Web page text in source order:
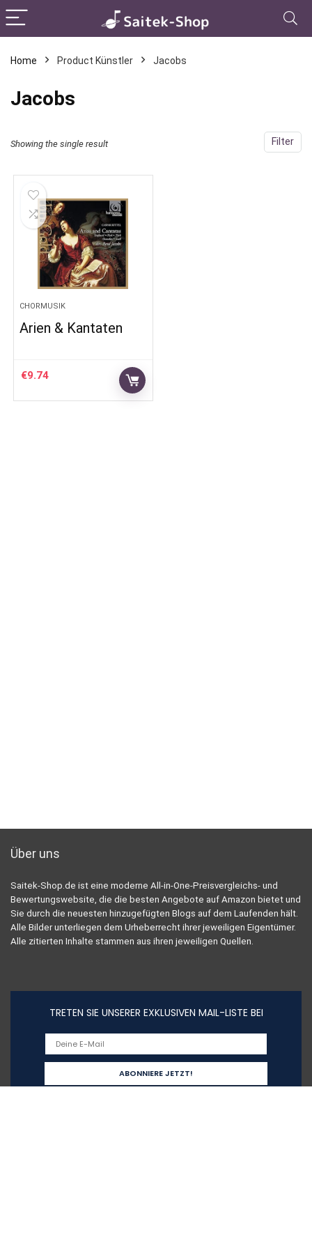
Home Product Künstler Jacobs
Jacobs
Filter
Showing the single result
CHORMUSIK
Arien & Kantaten
€9.74
Über uns
Saitek-Shop.de ist eine moderne All-in-One-Preisvergleichs- und
Bewertungswebsite, die die besten Angebote auf Amazon bietet und
Sie durch die neuesten hinzugefügten Blogs auf dem Laufenden hält.
Alle Bilder unterliegen dem Urheberrecht ihrer jeweiligen Eigentümer.
Alle zitierten Inhalte stammen aus ihren jeweiligen Quellen.
TRETEN SIE UNSERER EXKLUSIVEN MAIL-LISTE BEI